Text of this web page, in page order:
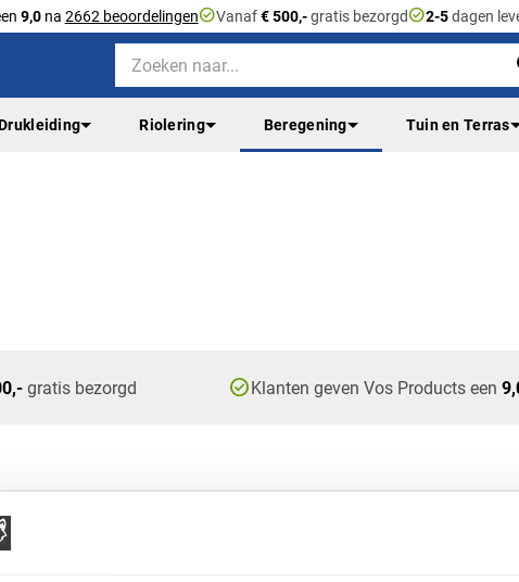
9,0na 2662 beoordelingencheck_circleVanaf€ 500,-gratis bezorgdcheck_circle2-5dagen
Riolering Beregening Tuin en Terras
gratis bezorgd check_circleKlanten geven Vos Products een